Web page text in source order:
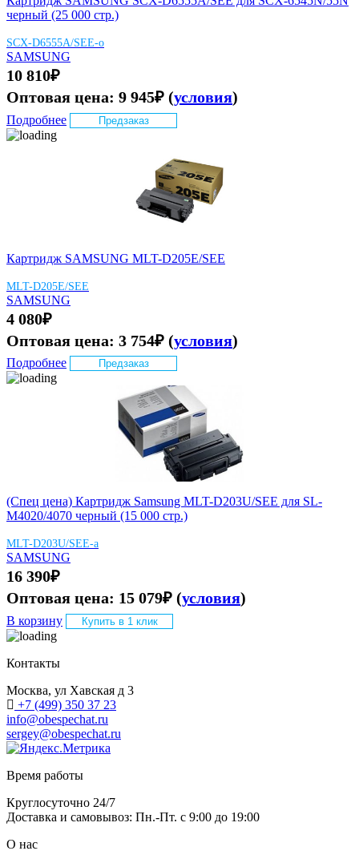
черный (25 000 стр.)
SCX-D6555A/SEE-o
SAMSUNG
10 810₽
Оптовая цена: 9 945₽ (условия)
Подробнее Предзаказ
Картридж SAMSUNG MLT-D205E/SEE
MLT-D205E/SEE
SAMSUNG
4 080₽
Оптовая цена: 3 754₽ (условия)
Подробнее Предзаказ
(Спец цена) Картридж Samsung MLT-D203U/SEE для SL-
M4020/4070 черный (15 000 стр.)
MLT-D203U/SEE-а
SAMSUNG
16 390₽
Оптовая цена: 15 079₽ (условия)
В корзину Купить в 1 клик
Контакты
Москва, ул Хавская д 3
+7 (499) 350 37 23
info@obespechat.ru
sergey@obespechat.ru
Время работы
Круглосуточно 24/7
Доставка и самовывоз: Пн.-Пт. с 9:00 до 19:00
О нас